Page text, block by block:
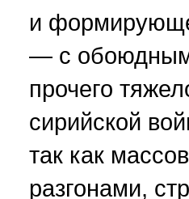
и
— с обоюдным
прочего
сирийской
так как
разгонами,